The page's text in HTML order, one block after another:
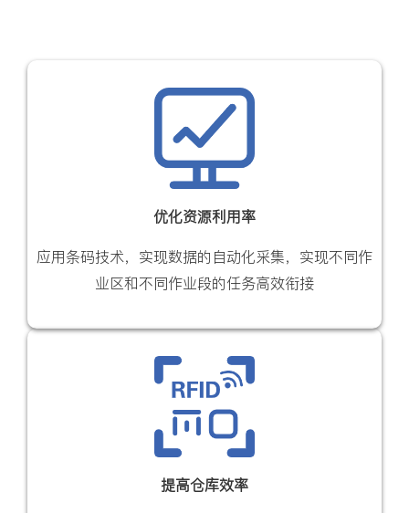
优化资源利用率
应用条码技术，实现数据的自动化采集，实现不同作
业区和不同作业段的任务高效衔接
提高仓库效率